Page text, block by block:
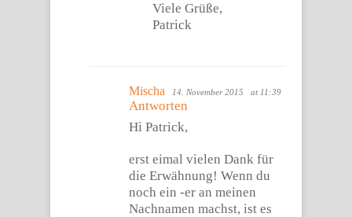
Viele Grüße,
Patrick
Mischa 14. November 2015 at 11:39
Antworten
Hi Patrick,
erst eimal vielen Dank für
die Erwähnung! Wenn du
noch ein -er an meinen
Nachnamen machst, ist es